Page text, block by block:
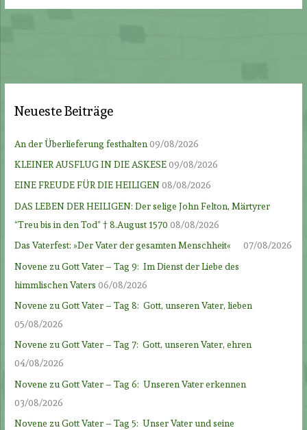
Neueste Beiträge
An der Überlieferung festhalten 09/08/2026
KLEINER AUSFLUG IN DIE ASKESE09/08/2026
EINE FREUDE FÜR DIE HEILIGEN08/08/2026
DAS LEBEN DER HEILIGEN: Der selige John Felton, Märtyrer
“Treu bis in den Tod” † 8.August 1570 08/08/2026
Das Vaterfest: »Der Vater der gesamten Menschheit«
07/08/2026
Novene zu Gott Vater – Tag 9: Im Dienst der Liebe des
himmlischen Vaters 06/08/2026
Novene zu Gott Vater – Tag 8: Gott, unseren Vater, lieben
05/08/2026
Novene zu Gott Vater – Tag 7: Gott, unseren Vater, ehren
04/08/2026
Novene zu Gott Vater – Tag 6: Unseren Vater erkennen
03/08/2026
Novene zu Gott Vater – Tag 5: Unser Vater und seine